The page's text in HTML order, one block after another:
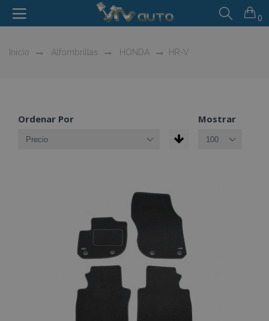
0
Inicio Alfombrillas HONDA HR-V
Ordenar Por Mostrar